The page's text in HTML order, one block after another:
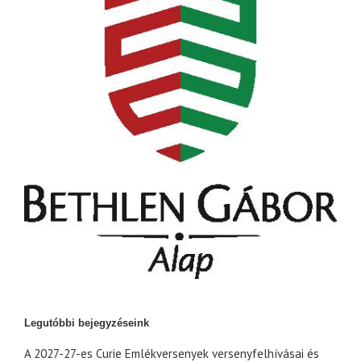
Legutóbbi bejegyzéseink
A 2027-27-es Curie Emlékversenyek versenyfelhívásai és